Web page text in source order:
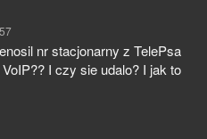
nr stacjonarny z TelePsa
I czy sie udalo? I jak to